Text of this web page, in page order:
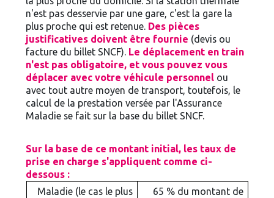
n'est pas desservie par une gare, c'est la gare la
plus proche qui est retenue. Des pièces
justificatives doivent être fournie (devis ou
facture du billet SNCF). Le déplacement en train
n'est pas obligatoire, et vous pouvez vous
déplacer avec votre véhicule personnel ou
avec tout autre moyen de transport, toutefois, le
calcul de la prestation versée par l'Assurance
Maladie se fait sur la base du billet SNCF.
Sur la base de ce montant initial, les taux de
prise en charge s'appliquent comme ci-
dessous :
Maladie (le cas le plus
65 % du montant de